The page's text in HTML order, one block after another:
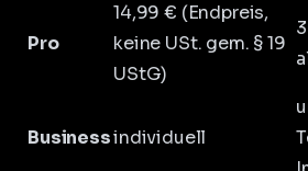
Pro
14,99 € (Endpreis,
keine USt. gem. § 19
UStG)
Businessindividuell